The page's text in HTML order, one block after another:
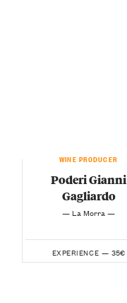
WINE PRODUCER
Poderi Gianni
Gagliardo
— La Morra —
EXPERIENCE — 35€